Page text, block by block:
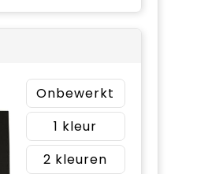
Onbewerkt
1
2